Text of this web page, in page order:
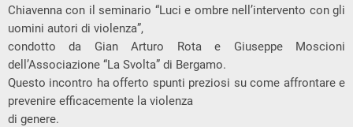
Chiavenna con il seminario “Luci e ombre nell’intervento con gli
uomini autori di violenza”,
condotto da Gian Arturo Rota e Giuseppe Moscioni
dell’Associazione “La Svolta” di Bergamo.
Questo incontro ha offerto spunti preziosi su come affrontare e
prevenire efficacemente la violenza
di genere.